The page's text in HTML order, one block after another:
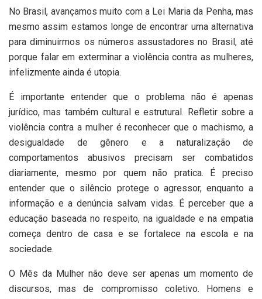
No Brasil, avançamos muito com a Lei Maria da Penha, mas
mesmo assim estamos longe de encontrar uma alternativa
para diminuirmos os números assustadores no Brasil, até
porque falar em exterminar a violência contra as mulheres,
infelizmente ainda é utopia.
É importante entender que o problema não é apenas
jurídico, mas também cultural e estrutural. Refletir sobre a
violência contra a mulher é reconhecer que o machismo, a
desigualdade de gênero e a naturalização de
comportamentos abusivos precisam ser combatidos
diariamente, mesmo por quem não pratica. É preciso
entender que o silêncio protege o agressor, enquanto a
informação e a denúncia salvam vidas. É perceber que a
educação baseada no respeito, na igualdade e na empatia
começa dentro de casa e se fortalece na escola e na
sociedade.
O Mês da Mulher não deve ser apenas um momento de
discursos, mas de compromisso coletivo. Homens e